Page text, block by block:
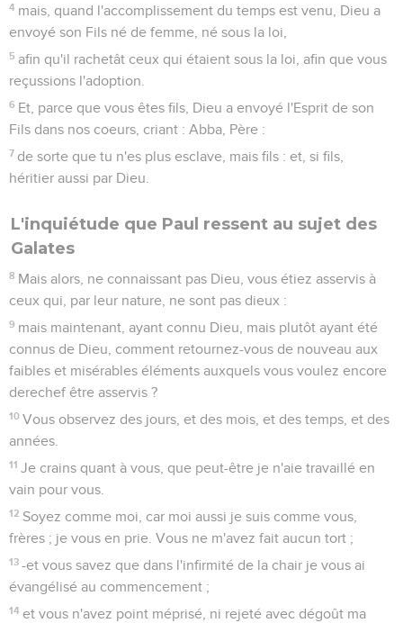
4 mais, quand l'accomplissement du temps est venu, Dieu a
envoyé son Fils né de femme, né sous la loi,
5 afin qu'il rachetât ceux qui étaient sous la loi, afin que vous
reçussions l'adoption.
6 Et, parce que vous êtes fils, Dieu a envoyé l'Esprit de son
Fils dans nos coeurs, criant : Abba, Père :
7 de sorte que tu n'es plus esclave, mais fils : et, si fils,
héritier aussi par Dieu.
L'inquiétude que Paul ressent au sujet des
Galates
8 Mais alors, ne connaissant pas Dieu, vous étiez asservis à
ceux qui, par leur nature, ne sont pas dieux :
9 mais maintenant, ayant connu Dieu, mais plutôt ayant été
connus de Dieu, comment retournez-vous de nouveau aux
faibles et misérables éléments auxquels vous voulez encore
derechef être asservis ?
10 Vous observez des jours, et des mois, et des temps, et des
années.
11 Je crains quant à vous, que peut-être je n'aie travaillé en
vain pour vous.
12 Soyez comme moi, car moi aussi je suis comme vous,
frères ; je vous en prie. Vous ne m'avez fait aucun tort ;
13 -et vous savez que dans l'infirmité de la chair je vous ai
évangélisé au commencement ;
14 et vous n'avez point méprisé, ni rejeté avec dégoût ma